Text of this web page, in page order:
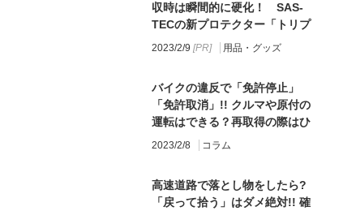
収時は瞬間的に硬化！ SAS-
TECの新プロテクター「トリプ
ルフレックス」がデイトナから
2023/2/9 用品・グッズ
バイクの違反で「免許停止」
「免許取消」!! クルマや原付の
運転はできる？再取得の際はひ
とつづつ取り直し!?
2023/2/8 コラム
高速道路で落とし物をしたら?
「戻って拾う」はダメ絶対!! 確